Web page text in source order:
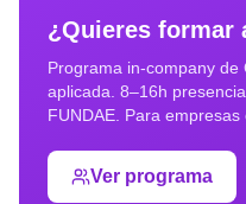
¿Quieres formar
Programa in-company de
aplicada. 8–16h
FUNDAE. Para empresas
Ver programa